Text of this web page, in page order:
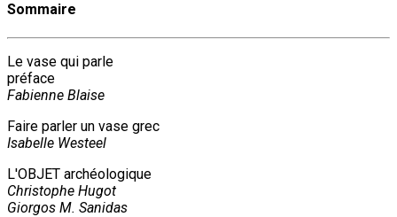
Sommaire
Le vase qui parle
préface
Fabienne Blaise
Faire parler un vase grec
Isabelle Westeel
L'OBJET archéologique
Christophe Hugot
Giorgos M. Sanidas